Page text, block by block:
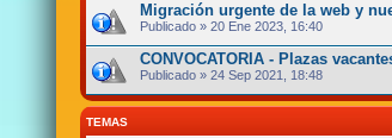
Migración urgente de la web y
Publicado » 20 Ene 2023, 16:40
CONVOCATORIA - Plazas
Publicado » 24 Sep 2021, 18:48
TEMAS